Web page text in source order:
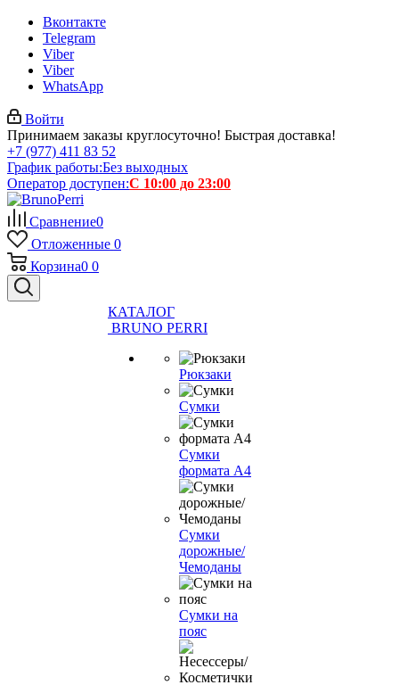
Вконтакте
Telegram
Viber
Viber
WhatsApp
Войти
Принимаем заказы круглосуточно! Быстрая доставка!
+7 (977) 411 83 52
График работы:Без выходных
Оператор доступен:С 10:00 до 23:00
Сравнение0
Отложенные 0
Корзина0 0
КАТАЛОГ
BRUNO PERRI
Рюкзаки
Сумки
Сумки
формата А4
Сумки
дорожные/
Чемоданы
Сумки на
пояс